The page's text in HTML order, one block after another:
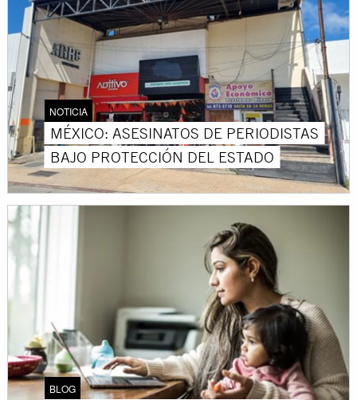
NOTICIA
MÉXICO: ASESINATOS DE PERIODISTAS
BAJO PROTECCIÓN DEL ESTADO
BLOG